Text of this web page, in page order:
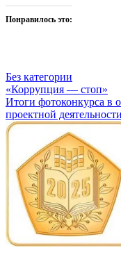
Понравилось это:
Без категории
Навигация
по
записям
«Коррупция — стоп»
Итоги фотоконкурса в
проектной